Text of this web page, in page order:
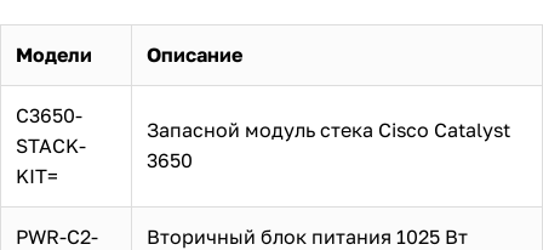
Модели Описание
C3650-
STACK-
KIT=
Запасной модуль стека Cisco Catalyst
3650
PWR-C2-
Вторичный блок питания 1025 Вт